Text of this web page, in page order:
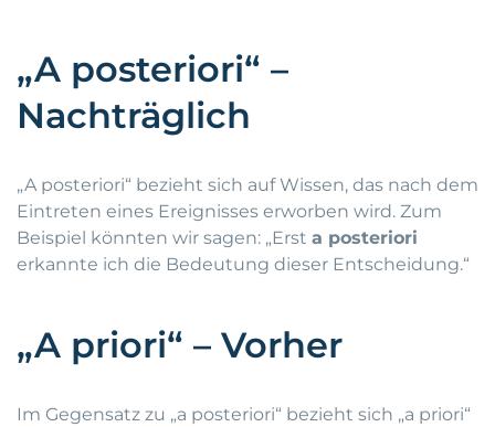
„A posteriori“ –
Nachträglich
„A posteriori“ bezieht sich auf Wissen, das nach dem
Eintreten eines Ereignisses erworben wird. Zum
Beispiel könnten wir sagen: „Erst a posteriori
erkannte ich die Bedeutung dieser Entscheidung.“
„A priori“ – Vorher
Im Gegensatz zu „a posteriori“ bezieht sich „a priori“